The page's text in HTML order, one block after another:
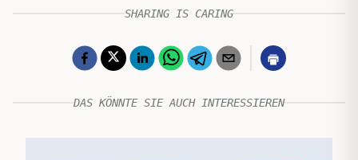
SHARING IS CARING
DAS KÖNNTE SIE AUCH INTERESSIEREN